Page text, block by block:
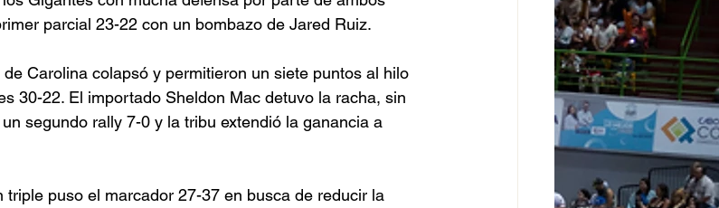
parcial 23-22 con un bombazo de Jared Ruiz.
Carolina colapsó y permitieron un siete puntos al hilo
30-22. El importado Sheldon Mac detuvo la racha, sin
segundo rally 7-0 y la tribu extendió la ganancia a
puso el marcador 27-37 en busca de reducir la